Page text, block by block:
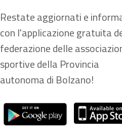
Restate aggiornati e
con l'applicazione gratuita
federazione delle
sportive della Provincia
autonoma di Bolzano!